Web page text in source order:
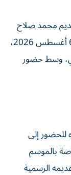
محمد صلاح
المحلي، وسط حضور
بالموسم
الرسمية